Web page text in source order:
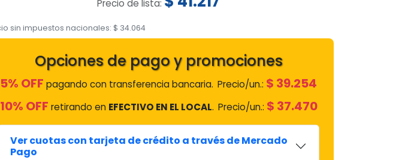
Precio de lista:
sin impuestos nacionales:$ 34.064
Opciones de pago y promociones
5% OFF pagando con transferencia bancaria. Precio/un.: $ 39.254
10% OFF retirando en EFECTIVO EN EL LOCAL. Precio/un.: $ 37.470
Ver cuotas con tarjeta de crédito a través de Mercado
Pago